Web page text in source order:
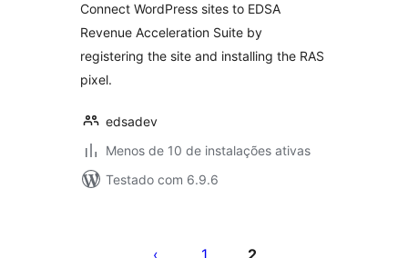
Connect WordPress sites to EDSA
Revenue Acceleration Suite by
registering the site and installing the RAS
pixel.
edsadev
Menos de 10 de instalações ativas
Testado com 6.9.6
1 2